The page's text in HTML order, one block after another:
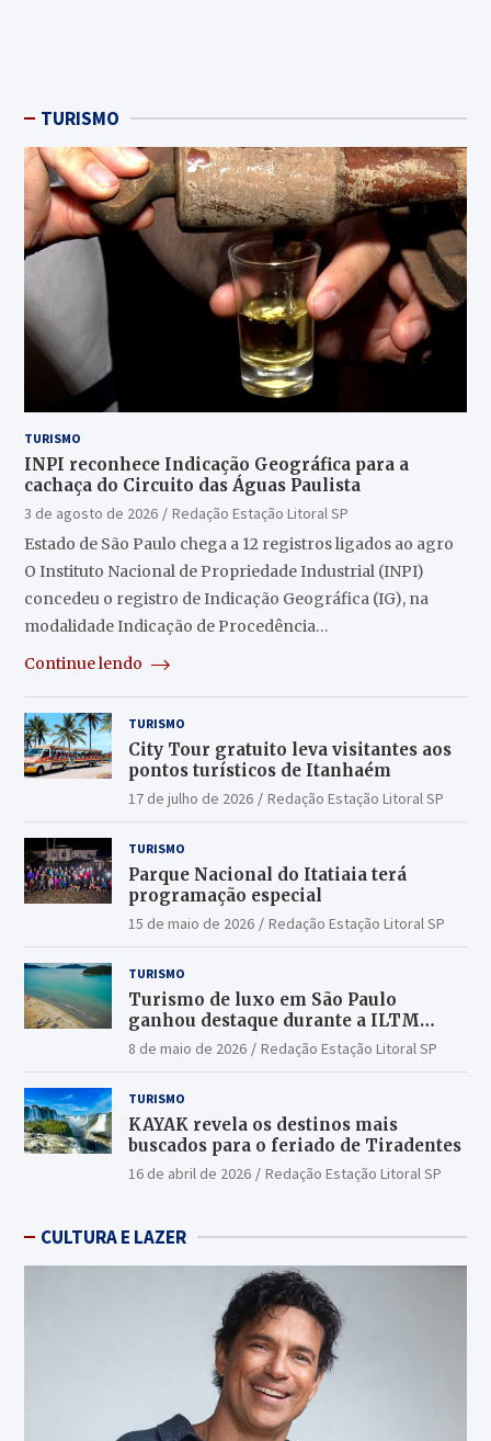
TURISMO
TURISMO
INPI reconhece Indicação Geográfica para a
cachaça do Circuito das Águas Paulista
3 de agosto de 2026
Redação Estação Litoral SP
Estado de São Paulo chega a 12 registros ligados ao agro
O Instituto Nacional de Propriedade Industrial (INPI)
concedeu o registro de Indicação Geográfica (IG), na
modalidade Indicação de Procedência…
Continue lendo
TURISMO
City Tour gratuito leva visitantes aos
pontos turísticos de Itanhaém
17 de julho de 2026 Redação Estação Litoral SP
TURISMO
Parque Nacional do Itatiaia terá
programação especial
15 de maio de 2026 Redação Estação Litoral SP
TURISMO
Turismo de luxo em São Paulo
ganhou destaque durante a ILTM
Latin America 2026
8 de maio de 2026 Redação Estação Litoral SP
TURISMO
KAYAK revela os destinos mais
buscados para o feriado de Tiradentes
16 de abril de 2026 Redação Estação Litoral SP
CULTURA E LAZER